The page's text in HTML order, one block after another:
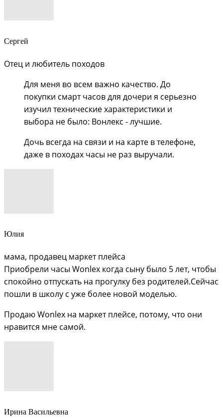
Сергей
Отец и любитель походов
Для меня во всем важно качество. До
покупки смарт часов для дочери я серьезно
изучил технические характеристики и
выбора не было: Вонлекс - лучшие.
Дочь всегда на связи и на карте в телефоне,
даже в походах часы не раз выручали.
Юлия
мама, продавец маркет плейса
Приобрели часы Wonlex когда сыну было 5 лет, чтобы
спокойно отпускать на прогулку без родителей.Сейчас
пошли в школу с уже более новой моделью.
Продаю Wonlex на маркет плейсе, потому, что они
нравится мне самой.
Ирина Васильевна